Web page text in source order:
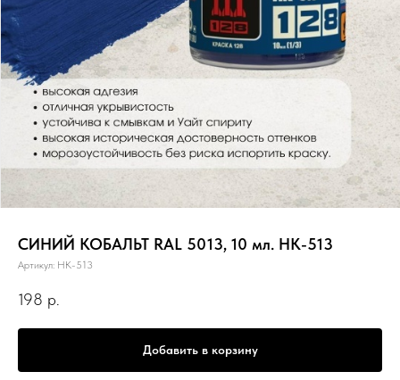
СИНИЙ КОБАЛЬТ RAL 5013, 10 мл. НК-513
Артикул: НК-513
198 р.
Добавить в корзину